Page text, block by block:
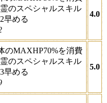
のスペシャルスキル
早める
4.0
のMAXHP70%を消費
のスペシャルスキル
早める
5.0